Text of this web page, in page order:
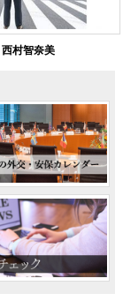
西村智奈美